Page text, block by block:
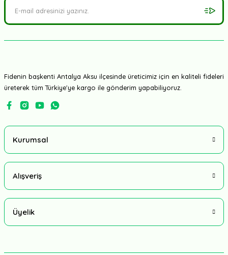
Fidenin başkenti Antalya Aksu ilçesinde üreticimiz için en kaliteli fideleri
üreterek tüm Türkiye'ye kargo ile gönderim yapabiliyoruz.
Kurumsal
Alışveriş
Üyelik